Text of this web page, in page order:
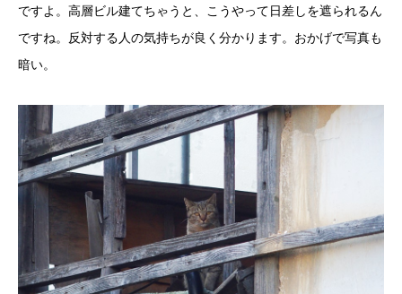
ですよ。高層ビル建てちゃうと、こうやって日差しを遮られるん
ですね。反対する人の気持ちが良く分かります。おかげで写真も
暗い。